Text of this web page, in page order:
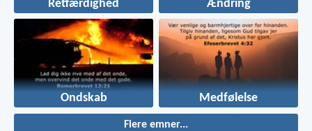
Retfærdighed Ændring
Ondskab Medfølelse
Flere emner...